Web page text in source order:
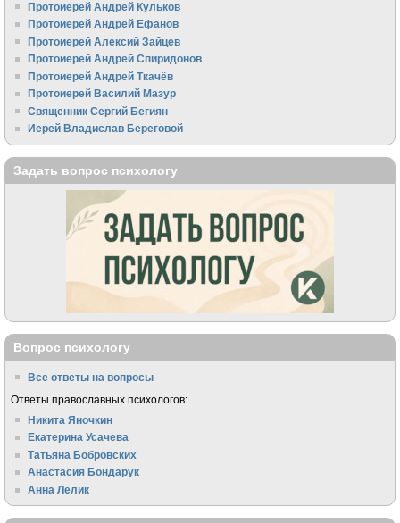
Протоиерей Андрей Кульков
Протоиерей Андрей Ефанов
Протоиерей Алексий Зайцев
Протоиерей Андрей Спиридонов
Протоиерей Андрей Ткачёв
Протоиерей Василий Мазур
Священник Сергий Бегиян
Иерей Владислав Береговой
Задать вопрос психологу
Вопрос психологу
Все ответы на вопросы
Ответы православных психологов:
Никита Яночкин
Екатерина Усачева
Татьяна Бобровских
Анастасия Бондарук
Анна Лелик